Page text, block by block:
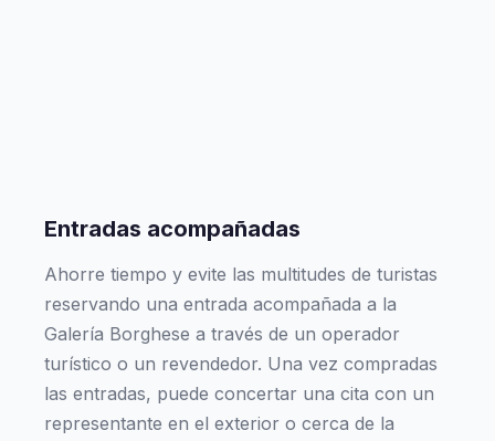
Entradas acompañadas
Ahorre tiempo y evite las multitudes de turistas
reservando una entrada acompañada a la
Galería Borghese a través de un operador
turístico o un revendedor. Una vez compradas
las entradas, puede concertar una cita con un
representante en el exterior o cerca de la